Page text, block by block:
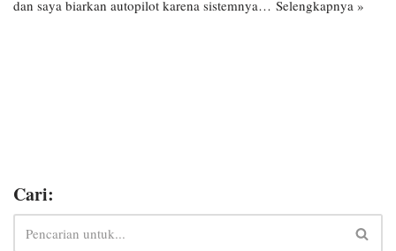
dan saya biarkan autopilot karena sistemnya… Selengkapnya »
Cari: